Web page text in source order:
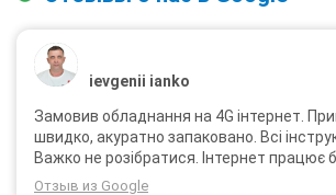
ievgenii ianko
Замовив обладнання на 4G інтернет.
швидко, акуратно запаковано. Всі
Важко не розібратися. Інтернет працює
Отзыв из Google